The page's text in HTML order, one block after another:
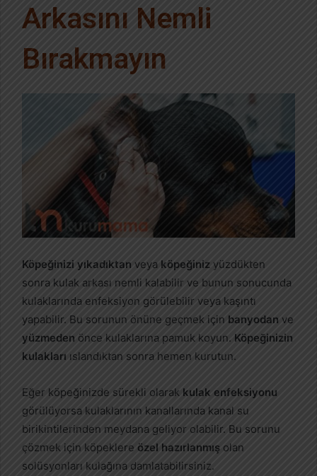
Arkasını Nemli
Bırakmayın
Köpeğinizi yıkadıktan veya köpeğiniz yüzdükten
sonra kulak arkası nemli kalabilir ve bunun sonucunda
kulaklarında enfeksiyon görülebilir veya kaşıntı
yapabilir. Bu sorunun önüne geçmek için banyodan ve
yüzmeden önce kulaklarına pamuk koyun. Köpeğinizin
kulakları ıslandıktan sonra hemen kurutun.
Eğer köpeğinizde sürekli olarak kulak enfeksiyonu
görülüyorsa kulaklarının kanallarında kanal su
birikintilerinden meydana geliyor olabilir. Bu sorunu
çözmek için köpeklere özel hazırlanmış olan
solüsyonları kulağına damlatabilirsiniz.